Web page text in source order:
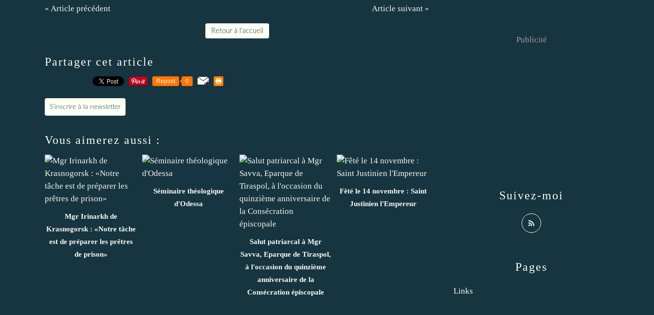
« Article précédent Article suivant »
Retour à l'accueil
Partager cet article
Repost 0
S'inscrire à la newsletter
Vous aimerez aussi :
Mgr Irinarkh de
Krasnogorsk : «Notre tâche
est de préparer les prêtres
de prison»
Séminaire théologique
d'Odessa
Salut patriarcal à Mgr
Savva, Eparque de Tiraspol,
à l'occasion du quinzième
anniversaire de la
Consécration épiscopale
Fêté le 14 novembre : Saint
Justinien l'Empereur
Pages
Links
Suivez-moi
Publicité